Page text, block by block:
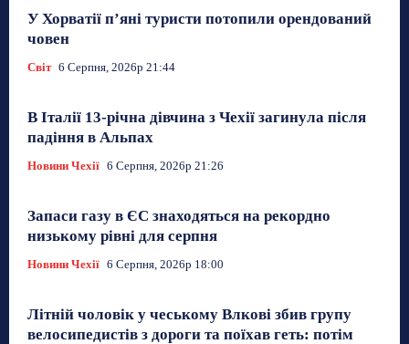
У Хорватії пʼяні туристи потопили орендований
човен
Світ 6 Серпня, 2026р 21:44
В Італії 13-річна дівчина з Чехії загинула після
падіння в Альпах
Новини Чехії 6 Серпня, 2026р 21:26
Запаси газу в ЄС знаходяться на рекордно
низькому рівні для серпня
Новини Чехії 6 Серпня, 2026р 18:00
Літній чоловік у чеському Влкові збив групу
велосипедистів з дороги та поїхав геть: потім